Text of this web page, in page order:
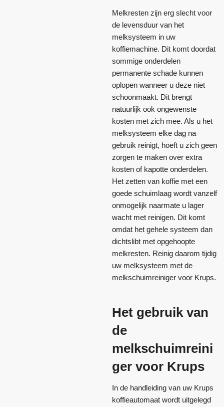
Melkresten zijn erg slecht voor
de levensduur van het
melksysteem in uw
koffiemachine. Dit komt doordat
sommige onderdelen
permanente schade kunnen
oplopen wanneer u deze niet
schoonmaakt. Dit brengt
natuurlijk ook ongewenste
kosten met zich mee. Als u het
melksysteem elke dag na
gebruik reinigt, hoeft u zich geen
zorgen te maken over extra
kosten of kapotte onderdelen.
Het zetten van koffie met een
goede schuimlaag wordt vanzelf
onmogelijk naarmate u lager
wacht met reinigen. Dit komt
omdat het gehele systeem dan
dichtslibt met opgehoopte
melkresten. Reinig daarom tijdig
uw melksysteem met de
melkschuimreiniger voor Krups.
Het gebruik van
de
melkschuimreini
ger voor Krups
In de handleiding van uw Krups
koffieautomaat wordt uitgelegd